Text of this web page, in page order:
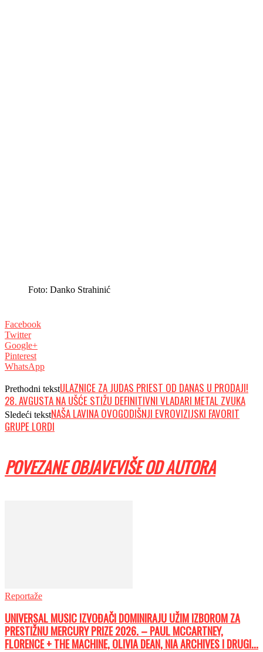
Foto: Danko Strahinić
Facebook
Twitter
Google+
Pinterest
WhatsApp
Prethodni tekstULAZNICE ZA JUDAS PRIEST OD DANAS U PRODAJI!
28. AVGUSTA NA UŠĆE STIŽU DEFINITIVNI VLADARI METAL ZVUKA
Sledeći tekstNAŠA LAVINA OVOGODIŠNJI EVROVIZIJSKI FAVORIT
GRUPE LORDI
POVEZANE OBJAVEVIŠE OD AUTORA
Reportaže
UNIVERSAL MUSIC IZVOĐAČI DOMINIRAJU UŽIM IZBOROM ZA
PRESTIŽNU MERCURY PRIZE 2026. – PAUL MCCARTNEY,
FLORENCE + THE MACHINE, OLIVIA DEAN, NIA ARCHIVES I DRUGI...